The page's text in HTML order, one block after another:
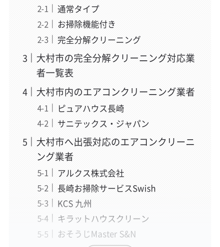
通常タイプ
お掃除機能付き
完全分解クリーニング
大村市の完全分解クリーニング対応業
者一覧表
大村市内のエアコンクリーニング業者
ピュアハウス長崎
サニテックス・ジャパン
大村市へ出張対応のエアコンクリーニ
ング業者
アルクス株式会社
長崎お掃除サービスSwish
KCS 九州
キラットハウスクリーン
おそうじMaster S&N